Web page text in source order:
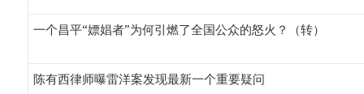
一个昌平“嫖娼者”为何引燃了全国公众的怒火？（转）
陈有西律师曝雷洋案发现最新一个重要疑问